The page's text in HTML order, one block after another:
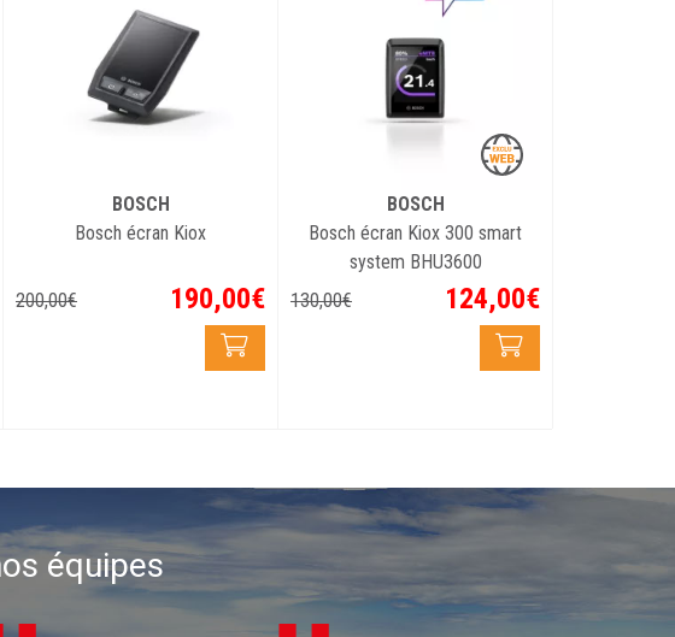
BOSCH
Bosch écran Kiox
200,00€ 190,00€
BOSCH
Bosch écran Kiox 300 smart
system BHU3600
130,00€ 124,00€
équipes